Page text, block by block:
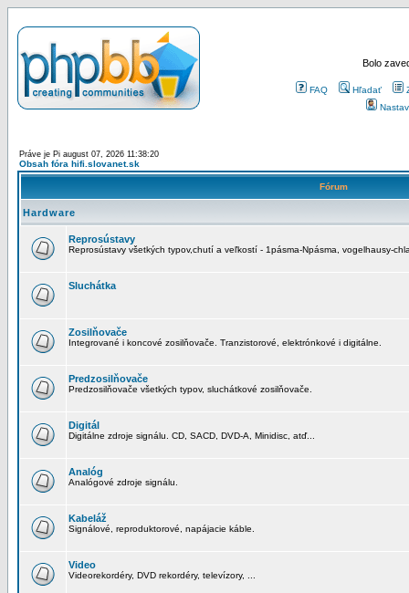
Bolo
FAQ Hľadať
Práve je Pi august 07, 2026 11:38:20
Obsah fóra hifi.slovanet.sk
Fórum
Hardware
Reprosústavy
Reprosústavy všetkých typov,chutí a veľkostí - 1pásma-Npásma, vogelhausy-
Sluchátka
Zosilňovače
Integrované i koncové zosilňovače. Tranzistorové, elektrónkové i digitálne.
Predzosilňovače
Predzosilňovače všetkých typov, sluchátkové zosilňovače.
Digitál
Digitálne zdroje signálu. CD, SACD, DVD-A, Minidisc, atď...
Analóg
Analógové zdroje signálu.
Kabeláž
Signálové, reproduktorové, napájacie káble.
Video
Videorekordéry, DVD rekordéry, televízory, ...